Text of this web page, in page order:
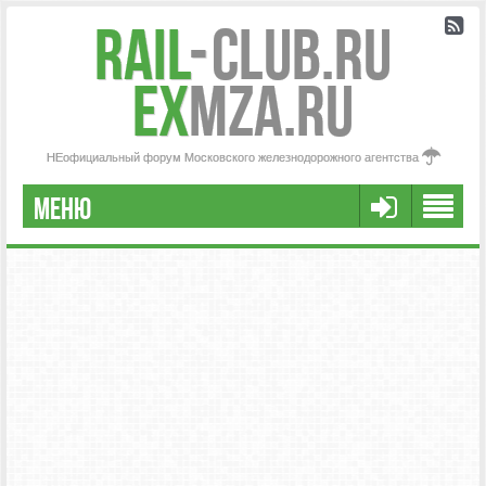
Rail-Club.RU
exMZA.RU
НЕофициальный форум Московского железнодорожного агентства
МЕНЮ
РЕГИСТРАЦИЯ